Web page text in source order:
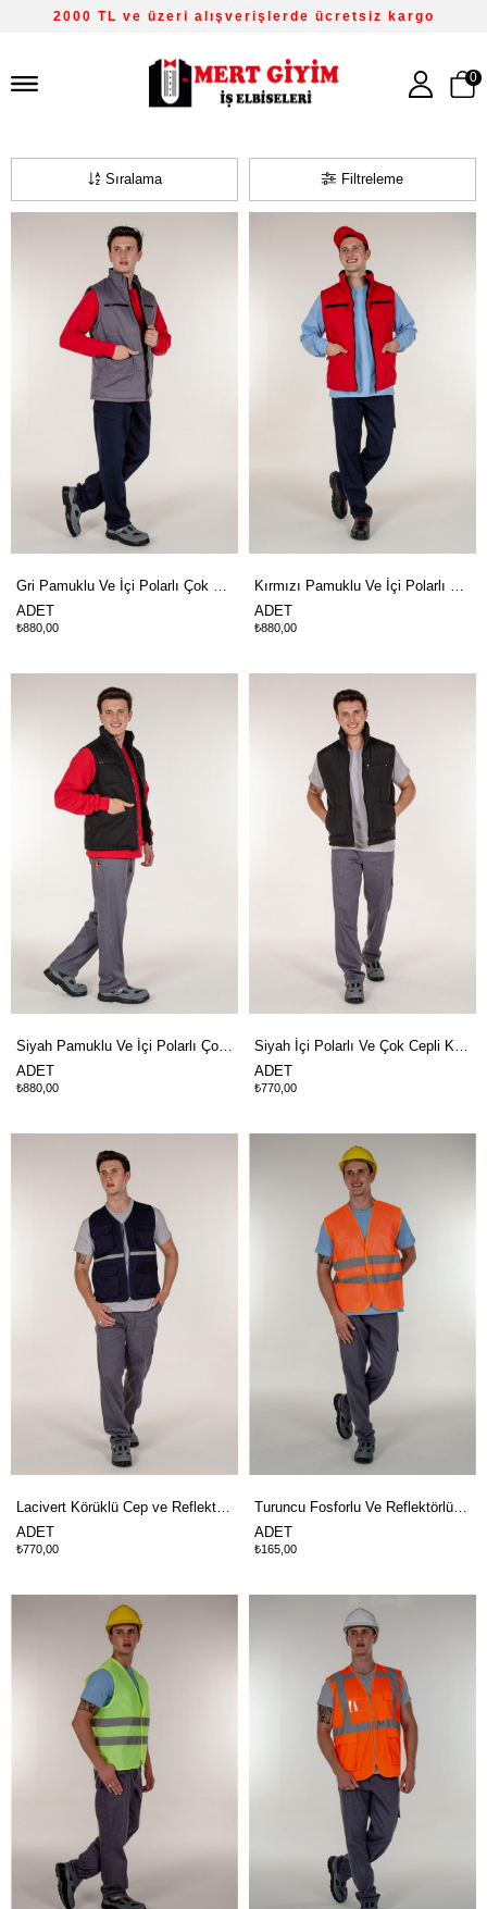
2000 TL ve üzeri alışverişlerde ücretsiz kargo
0
Filtreleme
Sıralama
ADET
₺880,00
ADET
₺880,00
Siyah Pamuklu Ve İçi Polarlı Çok Cepli Kışlık İş Yeleği
ADET
₺880,00
Siyah İçi Polarlı Ve Çok Cepli Kışlık Şişme İş Yeleği
ADET
₺770,00
ADET
₺770,00
ADET
₺165,00